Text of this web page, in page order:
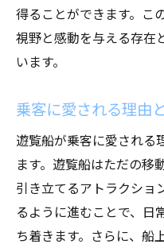
得ることができます。こ
視野と感動を与える存在
います。
乗客に愛される理由
遊覧船が乗客に愛される
ます。遊覧船はただの移
引き立てるアトラクショ
るように進むことで、日
ち着きます。さらに、船